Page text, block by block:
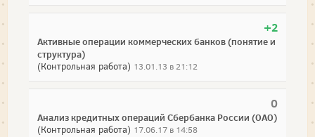
+2
Активные операции коммерческих банков (понятие и
структура)
(Контрольная работа) 13.01.13 в 21:12
0
Анализ кредитных операций Сбербанка России (ОАО)
(Контрольная работа) 17.06.17 в 14:58